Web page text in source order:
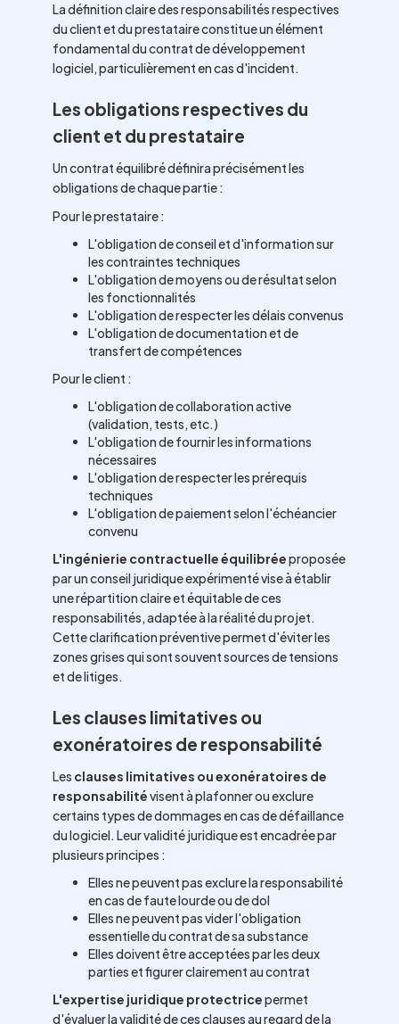
La définition claire des responsabilités respectives
du client et du prestataire constitue un élément
fondamental du contrat de développement
logiciel, particulièrement en cas d'incident.
Les obligations respectives du
client et du prestataire
Un contrat équilibré définira précisément les
obligations de chaque partie :
Pour le prestataire :
L'obligation de conseil et d'information sur
les contraintes techniques
L'obligation de moyens ou de résultat selon
les fonctionnalités
L'obligation de respecter les délais convenus
L'obligation de documentation et de
transfert de compétences
Pour le client :
L'obligation de collaboration active
(validation, tests, etc.)
L'obligation de fournir les informations
nécessaires
L'obligation de respecter les prérequis
techniques
L'obligation de paiement selon l'échéancier
convenu
L'ingénierie contractuelle équilibréeproposée
par un conseil juridique expérimenté vise à établir
une répartition claire et équitable de ces
responsabilités, adaptée à la réalité du projet.
Cette clarification préventive permet d'éviter les
zones grises qui sont souvent sources de tensions
et de litiges.
Les clauses limitatives ou
exonératoires de responsabilité
Les clauses limitatives ou exonératoires de
responsabilitévisent à plafonner ou exclure
certains types de dommages en cas de défaillance
du logiciel. Leur validité juridique est encadrée par
plusieurs principes :
Elles ne peuvent pas exclure la responsabilité
en cas de faute lourde ou de dol
Elles ne peuvent pas vider l'obligation
essentielle du contrat de sa substance
Elles doivent être acceptées par les deux
parties et figurer clairement au contrat
L'expertise juridique protectricepermet
d'évaluer la validité de ces clauses au regard de la